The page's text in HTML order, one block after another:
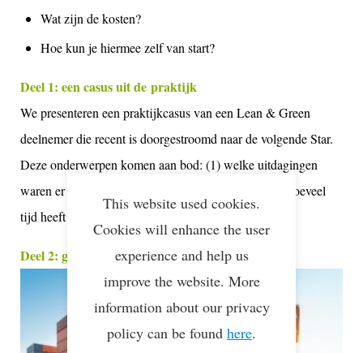
Wat zijn de kosten?
Hoe kun je hiermee zelf van start?
Deel 1: een casus uit de praktijk
We presenteren een praktijkcasus van een Lean & Green
deelnemer die recent is doorgestroomd naar de volgende Star.
Deze onderwerpen komen aan bod: (1) welke uitdagingen
waren er (2) welke (tussen)stappen waren nodig (3) hoeveel
tijd heeft dit gekost en (4) welke data was er nodig?
Deel 2: geld en CO2 besparen
This website used cookies.
Cookies will enhance the user
experience and help us
improve the website. More
information about our privacy
policy can be found here.